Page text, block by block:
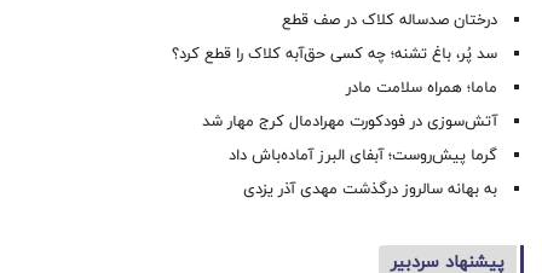
درختان صدساله کلاک در صف قطع
سد پُر، باغ تشنه؛ چه کسی حق‌آبه کلاک را قطع کرد؟
ماما؛ همراه سلامت مادر
آتش‌سوزی در فودکورت مهرادمال کرج مهار شد
گرما پیش‌روست؛ آبفای البرز آماده‌باش داد
به بهانه سالروز درگذشت مهدی آذر یزدی
پیشنهاد سردبیر